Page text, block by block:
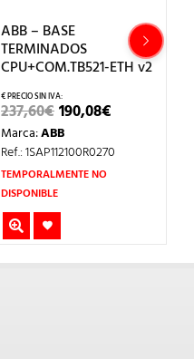
ABB – BASE
TERMINADOS
CPU+COM.TB521-ETH v2
237,60€EL
PRECIO
ORIGINAL
ERA:
237,60€.
190,08€
ES:
Marca:ABB
Ref.: 1SAP112100R0270
TEMPORALMENTE NO
DISPONIBLE